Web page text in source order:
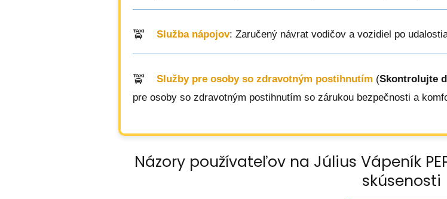
Služba nápojov: Zaručený návrat vodičov a vozidiel po
Služby pre osoby so zdravotným postihnutím (Skontrolujte
pre osoby so zdravotným postihnutím so zárukou bezpečnosti a
Názory používateľov na Július Vápeník
skúsenosti